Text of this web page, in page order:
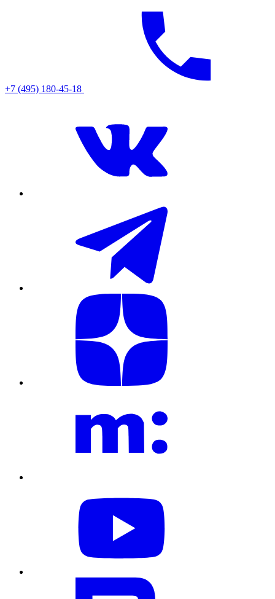
+7 (495) 180-45-18